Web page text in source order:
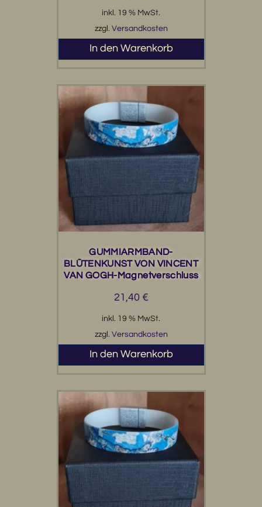
inkl. 19 % MwSt.
zzgl. Versandkosten
In den Warenkorb
GUMMIARMBAND-
BLÜTENKUNST VON VINCENT
VAN GOGH-Magnetverschluss
21,40 €
inkl. 19 % MwSt.
zzgl. Versandkosten
In den Warenkorb